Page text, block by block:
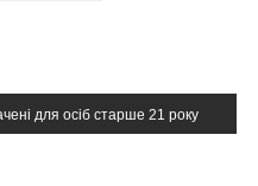
для осіб старше 21 року